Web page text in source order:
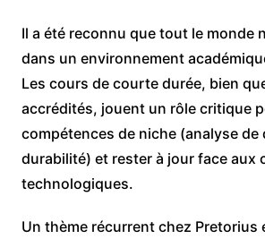
Il a été reconnu que tout le monde
dans un environnement
Les cours de courte durée, bien
accrédités, jouent un rôle critique
compétences de niche (analyse de
durabilité) et rester à jour face aux
technologiques.
Un thème récurrent chez Pretorius